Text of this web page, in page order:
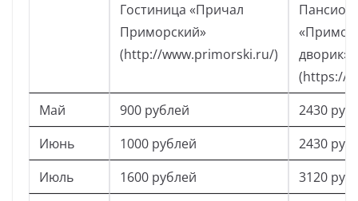
Гостиница «Причал
Приморский»
(http://www.primorski.ru/)
дворик»
(https://
Май
900 рублей
2430
Июнь
1000 рублей
2430
Июль
1600 рублей
3120